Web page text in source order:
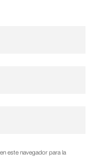
este navegador para la